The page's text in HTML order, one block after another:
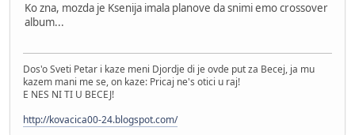
Ko zna, mozda je Ksenija imala planove da snimi emo crossover
album...
Dos'o Sveti Petar i kaze meni Djordje di je ovde put za Becej, ja mu
kazem mani me se, on kaze: Pricaj ne's otici u raj!
E NES NI TI U BECEJ!
http://kovacica00-24.blogspot.com/